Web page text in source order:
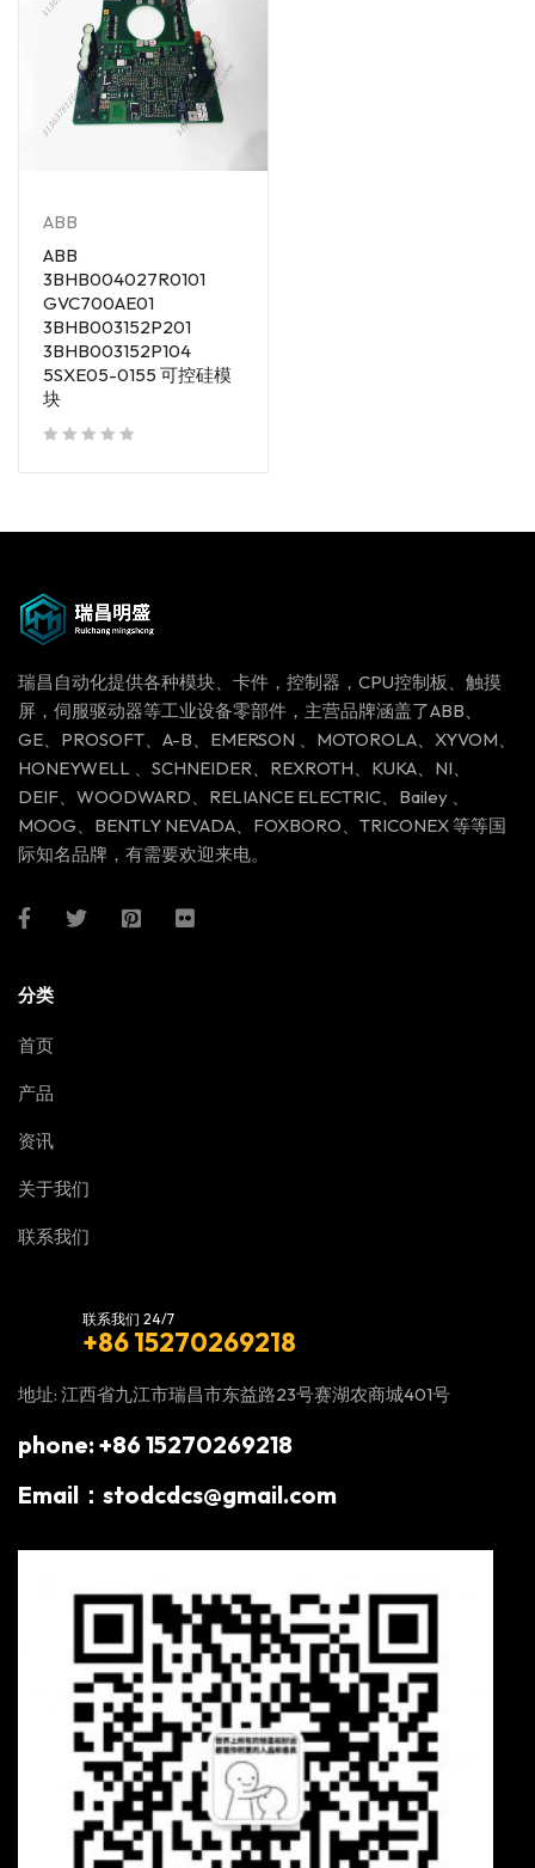
ABB
ABB
3BHB004027R0101
GVC700AE01
3BHB003152P201
3BHB003152P104
5SXE05-0155 可控硅模
块
瑞昌自动化提供各种模块、卡件，控制器，CPU控制板、触摸
屏，伺服驱动器等工业设备零部件，主营品牌涵盖了ABB、
GE、PROSOFT、A-B、EMERSON 、MOTOROLA、XYVOM、
HONEYWELL 、SCHNEIDER、REXROTH、KUKA、NI、
DEIF、WOODWARD、RELIANCE ELECTRIC、Bailey 、
MOOG、BENTLY NEVADA、FOXBORO、TRICONEX 等等国
际知名品牌，有需要欢迎来电。
分类
首页
产品
资讯
关于我们
联系我们
联系我们 24/7
+86 15270269218
地址: 江西省九江市瑞昌市东益路23号赛湖农商城401号
phone: +86 15270269218
Email：stodcdcs@gmail.com